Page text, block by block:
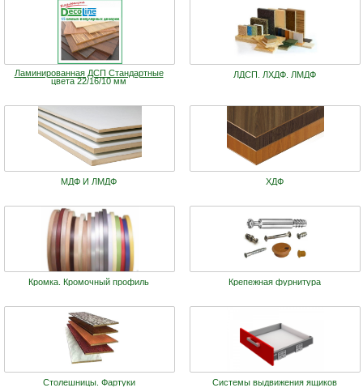
Ламинированная ДСП Cтандартные
цвета 22/16/10 мм
ЛДСП. ЛХДФ. ЛМДФ
МДФ И ЛМДФ ХДФ
Кромка. Кромочный профиль Крепежная фурнитура
Столешницы. Фартуки Системы выдвижения ящиков